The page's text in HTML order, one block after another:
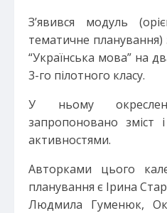
З’явився модуль
тематичне планування)
“Українська мова” на
3-го пілотного класу.
У ньому
запропоновано
активностями.
Авторками цього
планування є Ірина
Людмила Гуменюк,